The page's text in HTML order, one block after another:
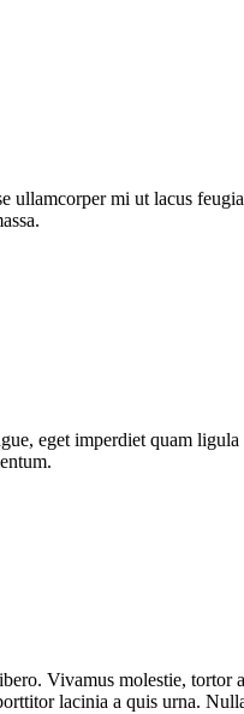
ullamcorper mi ut lacus
eget imperdiet quam
Vivamus molestie,
lacinia a quis urna.